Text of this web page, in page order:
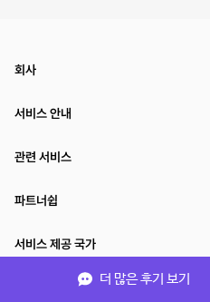
더 많은 후기 보기
회사
서비스 안내
관련 서비스
파트너쉽
서비스 제공 국가